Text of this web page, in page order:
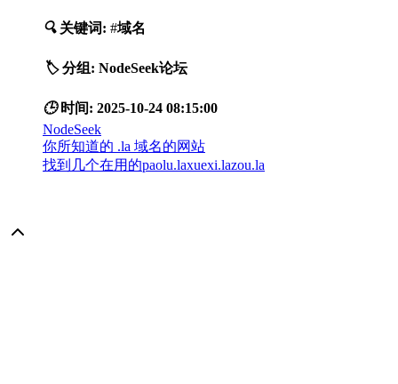
🔍 关键词: #域名
🏷️ 分组: NodeSeek论坛
🕒 时间: 2025-10-24 08:15:00
NodeSeek
你所知道的 .la 域名的网站
找到几个在用的paolu.laxuexi.lazou.la